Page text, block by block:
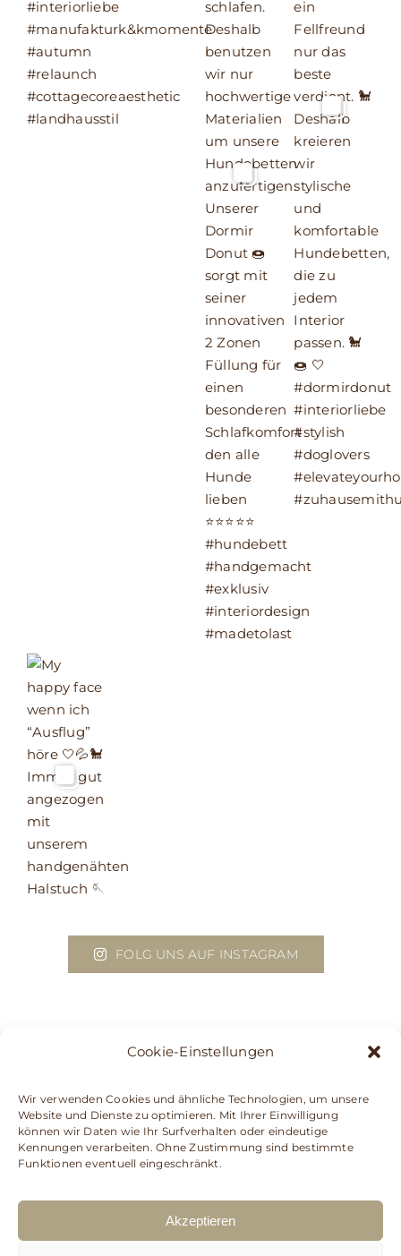
Cookie-Einstellungen
Wir verwenden Cookies und ähnliche Technologien, um unsere
Website und Dienste zu optimieren. Mit Ihrer Einwilligung
können wir Daten wie Ihr Surfverhalten oder eindeutige
Kennungen verarbeiten. Ohne Zustimmung sind bestimmte
Funktionen eventuell eingeschränkt.
Akzeptieren
FOLG UNS AUF INSTAGRAM
ÜBER UNS NEWS